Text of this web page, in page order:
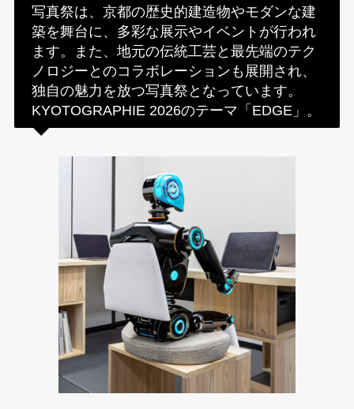
写真祭は、京都の歴史的建造物やモダンな建
築を舞台に、多彩な展示やイベントが行われ
ます。また、地元の伝統工芸と最先端のテク
ノロジーとのコラボレーションも展開され、
独自の魅力を放つ写真祭となっています。
KYOTOGRAPHIE 2026のテーマ「EDGE」。